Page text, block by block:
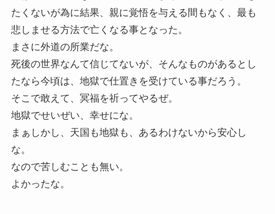
たくないが為に結果、親に覚悟を与える間もなく、最も
悲しませる方法で亡くなる事となった。
まさに外道の所業だな。
死後の世界なんて信じてないが、そんなものがあるとし
たなら今頃は、地獄で仕置きを受けている事だろう。
そこで敢えて、冥福を祈ってやるぜ。
地獄でせいぜい、幸せにな。
まぁしかし、天国も地獄も、あるわけないから安心し
な。
なので苦しむことも無い。
よかったな。